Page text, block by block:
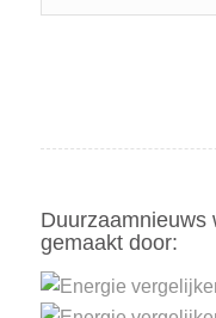
Duurzaamnieuws
gemaakt door: